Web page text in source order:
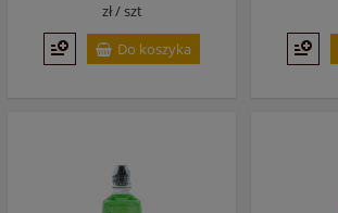
zł /szt
Do koszyka